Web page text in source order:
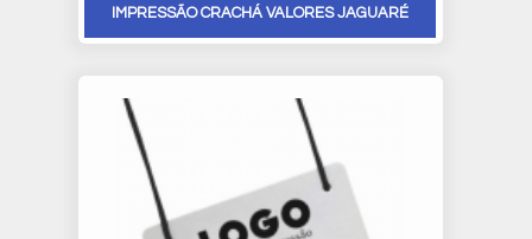
IMPRESSÃO CRACHÁ VALORES JAGUARÉ